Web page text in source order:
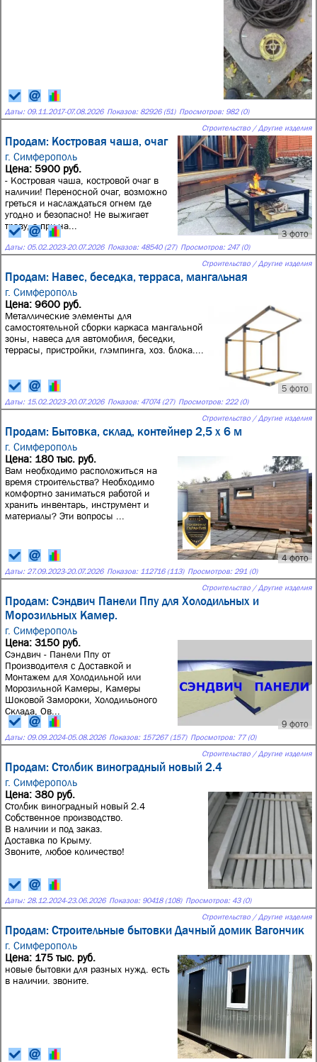
Даты: 09.11.2017-07.08.2026 Показов: 82926 (51) Просмотров: 982 (0)
Строительство / Другие изделия
Продам: Костровая чаша, очаг
г. Симферополь
3 фото
Цена: 5900 руб.
- Костровая чаша, костровой очаг в
наличии! Переносной очаг, возможно
греться и наслаждаться огнем где
угодно и безопасно! Не выжигает
траву, а при на...
Даты: 05.02.2023-20.07.2026 Показов: 48540 (27) Просмотров: 247 (0)
Строительство / Другие изделия
Продам: Навес, беседка, терраса, мангальная
г. Симферополь
5 фото
Цена: 9600 руб.
Металлические элементы для
самостоятельной сборки каркаса мангальной
зоны, навеса для автомобиля, беседки,
террасы, пристройки, глэмпинга, хоз. блока....
Даты: 15.02.2023-20.07.2026 Показов: 47074 (27) Просмотров: 222 (0)
Строительство / Другие изделия
Продам: Бытовка, склад, контейнер 2,5 х 6 м
г. Симферополь
4 фото
Цена: 180 тыс. руб.
Вам необходимо расположиться на
время строительства? Необходимо
комфортно заниматься работой и
хранить инвентарь, инструмент и
материалы? Эти вопросы ...
Даты: 27.09.2023-20.07.2026 Показов: 112716 (113) Просмотров: 291 (0)
Строительство / Другие изделия
Продам: Сэндвич Панели Ппу для Холодильных и
Морозильных Камер.
г. Симферополь
9 фото
Цена: 3150 руб.
Cэндвич - Пaнeли Ппу oт
Прoизводителя с Доставкой и
Монтажем для Холодильнoй или
Мoрозильнoй Kaмeры, Kaмepы
Шoкoвoй Замороки, Xoлoдильoнoго
Cклада, Ов...
Даты: 09.09.2024-05.08.2026 Показов: 157267 (157) Просмотров: 77 (0)
Строительство / Другие изделия
Продам: Столбик виноградный новый 2.4
г. Симферополь
Цена: 380 руб.
Столбик виноградный новый 2.4
Собственное производство.
В наличии и под заказ.
Доставка по Крыму.
Звоните, любое количество!
Даты: 28.12.2024-23.06.2026 Показов: 90418 (108) Просмотров: 43 (0)
Строительство / Другие изделия
Продам: Строительные бытовки Дачный домик Вагончик
г. Симферополь
Цена: 175 тыс. руб.
новые бытовки для разных нужд. есть
в наличии. звоните.